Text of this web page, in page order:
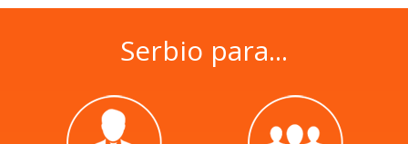
Serbio para...